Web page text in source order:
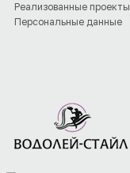
Реализованные проекты
Персональные данные